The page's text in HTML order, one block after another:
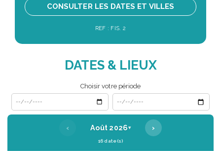
CONSULTER LES DATES ET VILLES
REF : FIS. 2
DATES & LIEUX
Choisir votre période
Date de début
Date de fin
‹ Août 2026▾ ›
16 date(s)